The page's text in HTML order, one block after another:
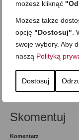
możesz kliknąć
Możesz także
opcję "Dostosuj"
swoje wybory. Aby
naszą Polityką
Dostosuj
smarowidła,Przekąska,
nabiał,Składnik: owoce i
Wielkanoc,Wigilia i
Skomentuj
Komentarz